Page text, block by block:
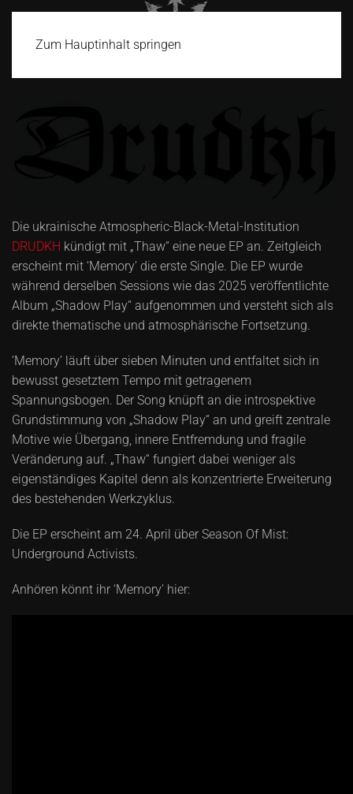
Zum Hauptinhalt springen
Die ukrainische Atmospheric-Black-Metal-Institution
DRUDKH kündigt mit „Thaw“ eine neue EP an. Zeitgleich
erscheint mit ‘Memory’ die erste Single. Die EP wurde
während derselben Sessions wie das 2025 veröffentlichte
Album „Shadow Play“ aufgenommen und versteht sich als
direkte thematische und atmosphärische Fortsetzung.
‘Memory’ läuft über sieben Minuten und entfaltet sich in
bewusst gesetztem Tempo mit getragenem
Spannungsbogen. Der Song knüpft an die introspektive
Grundstimmung von „Shadow Play“ an und greift zentrale
Motive wie Übergang, innere Entfremdung und fragile
Veränderung auf. „Thaw“ fungiert dabei weniger als
eigenständiges Kapitel denn als konzentrierte Erweiterung
des bestehenden Werkzyklus.
Die EP erscheint am 24. April über Season Of Mist:
Underground Activists.
Anhören könnt ihr ‘Memory’ hier: